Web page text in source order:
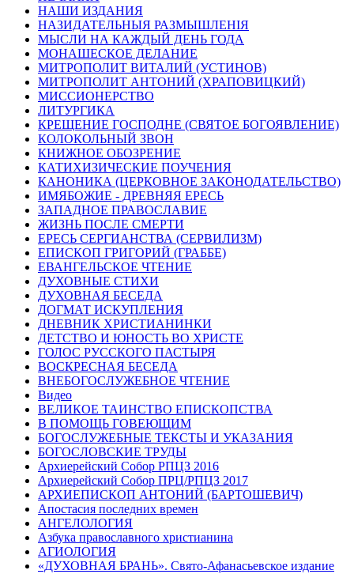
НАШИ ИЗДАНИЯ
НАЗИДАТЕЛЬНЫЯ РАЗМЫШЛЕНІЯ
МЫСЛИ НА КАЖДЫЙ ДЕНЬ ГОДА
МОНАШЕСКОЕ ДЕЛАНИЕ
МИТРОПОЛИТ ВИТАЛИЙ (УСТИНОВ)
МИТРОПОЛИТ АНТОНИЙ (ХРАПОВИЦКИЙ)
МИССИОНЕРСТВО
ЛИТУРГИКА
КРЕЩЕНИЕ ГОСПОДНЕ (СВЯТОЕ БОГОЯВЛЕНИЕ)
КОЛОКОЛЬНЫЙ ЗВОН
КНИЖНОЕ ОБОЗРЕНИЕ
КАТИХИЗИЧЕСКИЕ ПОУЧЕНИЯ
КАНОНИКА (ЦЕРКОВНОЕ ЗАКОНОДАТЕЛЬСТВО)
ИМЯБОЖИЕ - ДРЕВНЯЯ ЕРЕСЬ
ЗАПАДНОЕ ПРАВОСЛАВИЕ
ЖИЗНЬ ПОСЛЕ СМЕРТИ
ЕРЕСЬ СЕРГИАНСТВА (СЕРВИЛИЗМ)
ЕПИСКОП ГРИГОРИЙ (ГРАББЕ)
ЕВАНГЕЛЬСКОЕ ЧТЕНИЕ
ДУХОВНЫЕ СТИХИ
ДУХОВНАЯ БЕСЕДА
ДОГМАТ ИСКУПЛЕНИЯ
ДНЕВНИК ХРИСТИАНИНКИ
ДЕТСТВО И ЮНОСТЬ ВО ХРИСТЕ
ГОЛОС РУССКОГО ПАСТЫРЯ
ВОСКРЕСНАЯ БЕСЕДА
ВНЕБОГОСЛУЖЕБНОЕ ЧТЕНИЕ
Видео
ВЕЛИКОЕ ТАИНСТВО ЕПИСКОПСТВА
В ПОМОЩЬ ГОВЕЮЩИМ
БОГОСЛУЖЕБНЫЕ ТЕКСТЫ И УКАЗАНИЯ
БОГОСЛОВСКИЕ ТРУДЫ
Архиерейский Собор РПЦЗ 2016
Архиерейский Собор ПРЦ/РПЦЗ 2017
АРХИЕПИСКОП АНТОНИЙ (БАРТОШЕВИЧ)
Апостасия последних времен
АНГЕЛОЛОГИЯ
Азбука православного христианина
АГИОЛОГИЯ
«ДУХОВНАЯ БРАНЬ». Свято-Афанасьевское издание